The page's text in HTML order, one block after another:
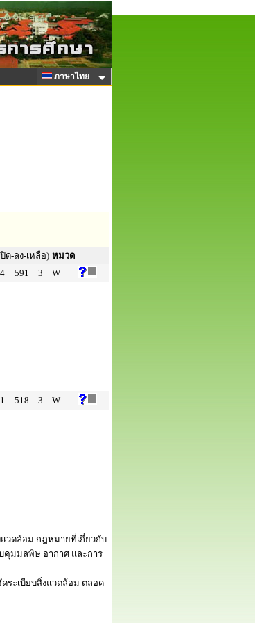
ภาษาไทย
ปิด-ลง-เหลือ) หมวด
591 3
W
518 3
W
วดล้อม กฎหมายที่เกี่ยวกับ
คุมมลพิษ อากาศ และการ
ระเบียบสิ่งแวดล้อม ตลอด